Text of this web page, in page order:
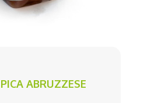
ABRUZZESE